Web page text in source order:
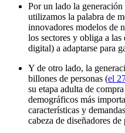
Por un lado la
utilizamos la palabra de
innovadores modelos de
los sectores y obliga a las
digital) a adaptarse para
Y de otro lado, la
billones de personas (el
su etapa adulta de
demográficos más
características y
cabeza de diseñadores